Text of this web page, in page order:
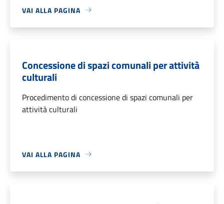
VAI ALLA PAGINA
Concessione di spazi comunali per attività
culturali
Procedimento di concessione di spazi comunali per
attività culturali
VAI ALLA PAGINA